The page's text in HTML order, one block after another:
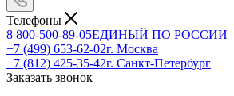
Телефоны
8 800-500-89-05ЕДИНЫЙ ПО РОССИИ
+7 (499) 653-62-02г. Москва
+7 (812) 425-35-42г. Санкт-Петербург
Заказать звонок